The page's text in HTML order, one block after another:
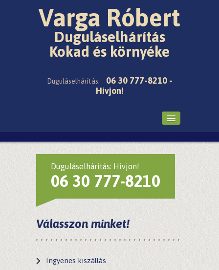
Varga Róbert
Duguláselhárítás
Kokad és környéke
Duguláselhárítás:
06 30 777-8210 -
Hívjon!
Főoldal
Árak
Duguláselhárítás: Hívjon!
06 30 777-8210
Válasszon minket!
Ingyenes kiszállás